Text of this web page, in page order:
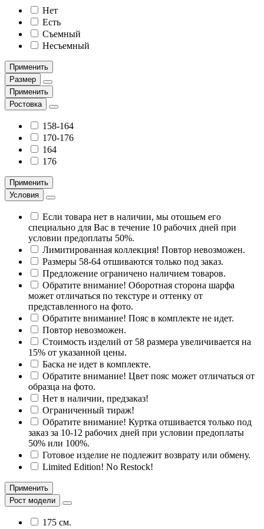
Нет
Есть
Съемный
Несъемный
Применить
Размер
Применить
Ростовка
158-164
170-176
164
176
Применить
Условия
Если товара нет в наличии, мы отошьем его
специально для Вас в течение 10 рабочих дней при
условии предоплаты 50%.
Лимитированная коллекция! Повтор невозможен.
Размеры 58-64 отшиваются только под заказ.
Предложение ограничено наличием товаров.
Обратите внимание! Оборотная сторона шарфа
может отличаться по текстуре и оттенку от
представленного на фото.
Обратите внимание! Пояс в комплекте не идет.
Повтор невозможен.
Стоимость изделий от 58 размера увеличивается на
15% от указанной цены.
Баска не идет в комплекте.
Обратите внимание! Цвет пояс может отличаться от
образца на фото.
Нет в наличии, предзаказ!
Ограниченный тираж!
Обратите внимание! Куртка отшивается только под
заказ за 10-12 рабочих дней при условии предоплаты
50% или 100%.
Готовое изделие не подлежит возврату или обмену.
Limited Edition! No Restock!
Применить
Рост модели
175 см.